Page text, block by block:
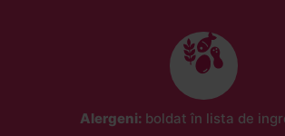
Alergeni: boldat în lista de